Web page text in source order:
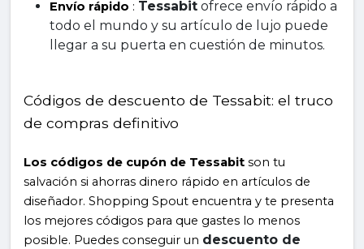
Envío rápido : Tessabit ofrece envío rápido a
todo el mundo y su artículo de lujo puede
llegar a su puerta en cuestión de minutos.
Códigos de descuento de Tessabit: el truco
de compras definitivo
Los códigos de cupón de Tessabit son tu
salvación si ahorras dinero rápido en artículos de
diseñador. Shopping Spout encuentra y te presenta
los mejores códigos para que gastes lo menos
posible. Puedes conseguir un descuento de